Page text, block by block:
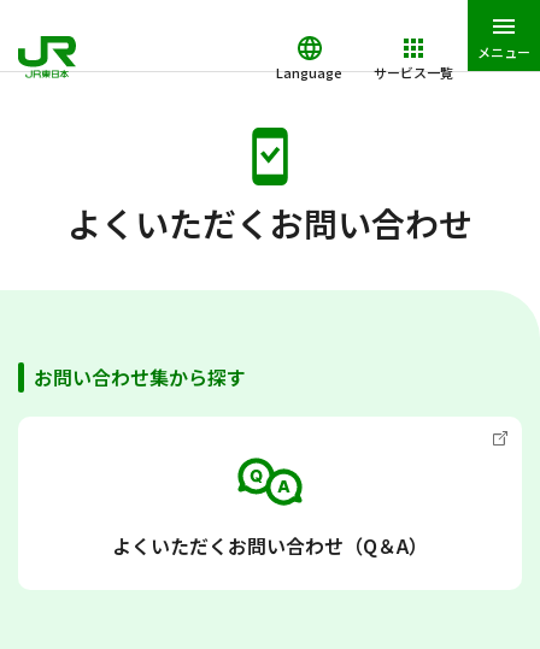
Language サービス一覧
メニュー
よくいただくお問い合わせ
お問い合わせ集から探す
よくいただくお問い合わせ（Q＆A）